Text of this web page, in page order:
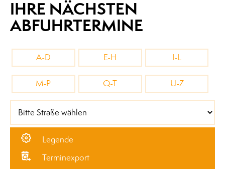
IHRE NÄCHSTEN
ABFUHRTERMINE
A-D E-H I-L
M-P Q-T U-Z
Legende
Terminexport